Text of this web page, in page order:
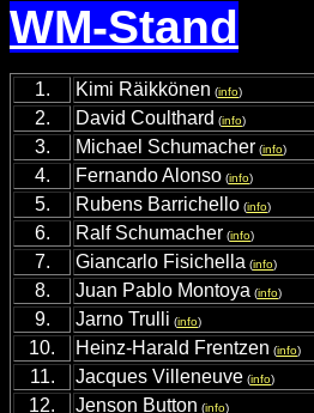
WM-Stand
1. Kimi Räikkönen (info)
2.
David Coulthard (info)
3.
Michael Schumacher (info)
4.
Fernando Alonso (info)
5.
Rubens Barrichello (info)
6.
Ralf Schumacher (info)
7.
Giancarlo Fisichella (info)
8.
Juan Pablo Montoya (info)
9.
Jarno Trulli (info)
10.
Heinz-Harald Frentzen (info)
11.
Jacques Villeneuve (info)
12.
Jenson Button (info)